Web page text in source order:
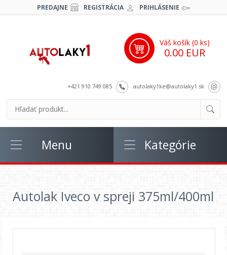
PREDAJNE REGISTRÁCIA PRIHLÁSENIE
+421 910 749 085 autolaky1ke@autolaky1.sk
Váš košík (0 ks)
0.00 EUR
Menu Kategórie
Autolak Iveco v spreji 375ml/400ml